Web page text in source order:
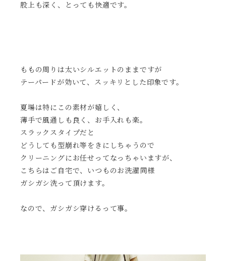
股上も深く、とっても快適です。
ももの周りは太いシルエットのままですが
テーパードが効いて、スッキリとした印象です。
夏場は特にこの素材が嬉しく、
薄手で風通しも良く、お手入れも楽。
スラックスタイプだと
どうしても型崩れ等をきにしちゃうので
クリーニングにお任せってなっちゃいますが、
こちらはご自宅で、いつものお洗濯同様
ガシガシ洗って頂けます。
なので、ガシガシ穿けるって事。